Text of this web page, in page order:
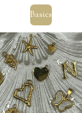
Basics